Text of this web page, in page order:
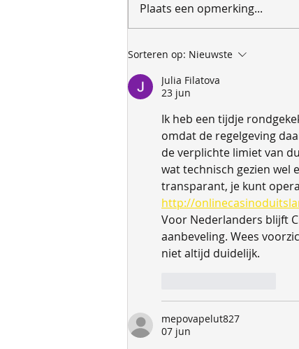
Hulp voor BWIAM
Plaats een opmerking...
Sorteren op: Nieuwste
Julia Filatova
23 jun
Ik heb een tijdje
omdat de regelgeving
de verplichte limiet van
wat technisch gezien wel
transparant, je kunt
http://
Voor Nederlanders blijft
aanbeveling. Wees
niet altijd duidelijk.
mepovapelut827
07 jun